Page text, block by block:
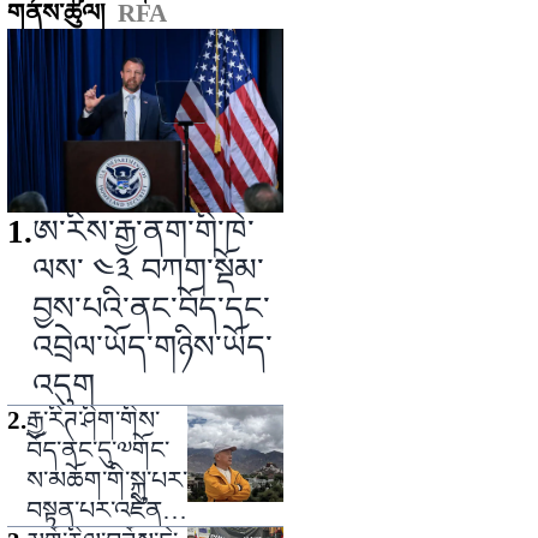
གནས་ཚུལ། RFA
1.ཨ་རིས་རྒྱ་ནག་གི་ཁེ་
ལས་ ༤༣ བཀག་སྡོམ་
བྱས་པའི་ནང་བོད་དང་
འབྲེལ་ཡོད་གཉིས་ཡོད་
འདུག
2.རྒྱ་རིཊ་ཤིག་གིས་
བོད་ནང་དུ་༧གོང་
ས་མཆོག་གི་སྐུ་པར་
བསྟན་པར་འཛིན་